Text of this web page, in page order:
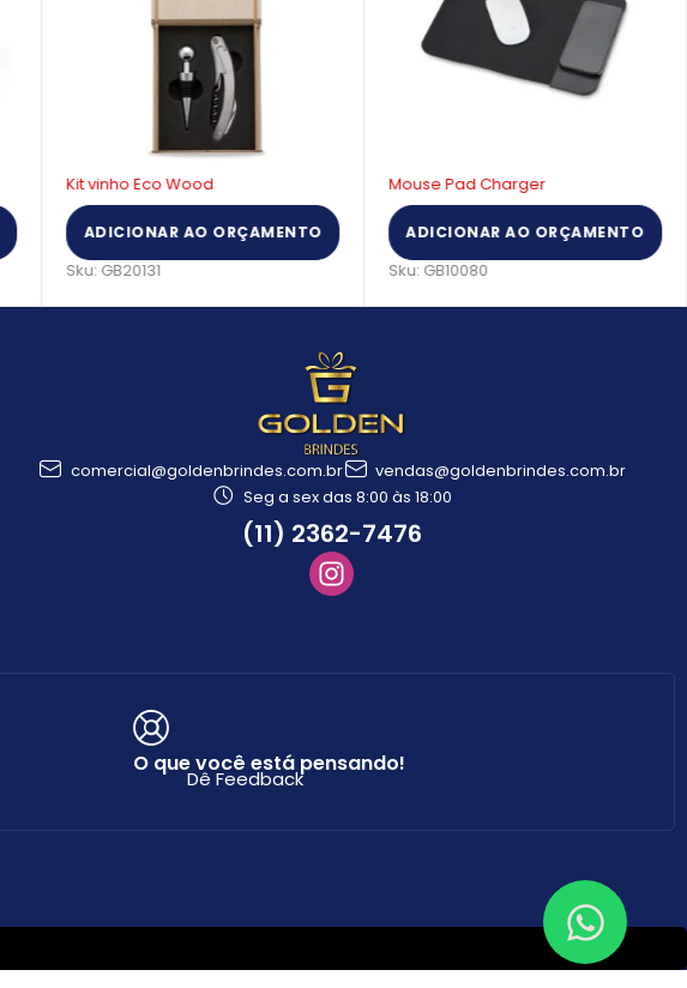
Kit vinho Eco Wood
ADICIONAR AO ORÇAMENTO
Sku: GB20131
Mouse Pad Charger
ADICIONAR AO ORÇAMENTO
Sku: GB10080
comercial@goldenbrindes.com.br
vendas@goldenbrindes.com.br
Seg a sex das 8:00 às 18:00
(11) 2362-7476
O que você está pensando!
Dê Feedback